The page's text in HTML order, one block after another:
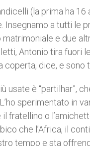
(la prima ha
Insegnamo a tutti le
matrimoniale e due
Antonio tira fuori
dice, e sono
è “partilhar”,
sperimentato in
fratellino o
che l’Africa, il
tempo e sta